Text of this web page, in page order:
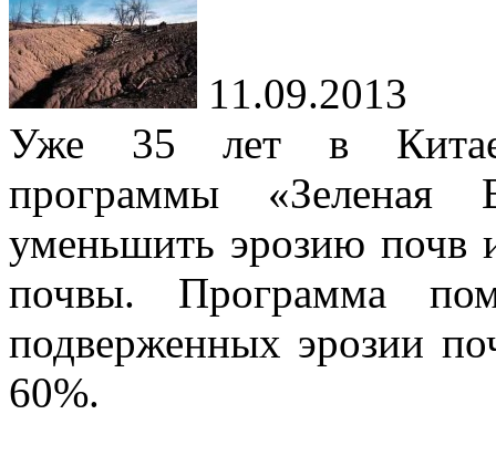
11.09.2013
Уже 35 лет в Китае
программы «Зеленая
уменьшить эрозию почв
почвы. Программа
подверженных эрозии
60%.